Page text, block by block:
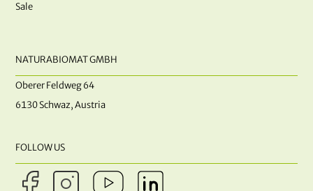
Sale
NATURABIOMAT GMBH
Oberer Feldweg 64
6130 Schwaz, Austria
FOLLOW US